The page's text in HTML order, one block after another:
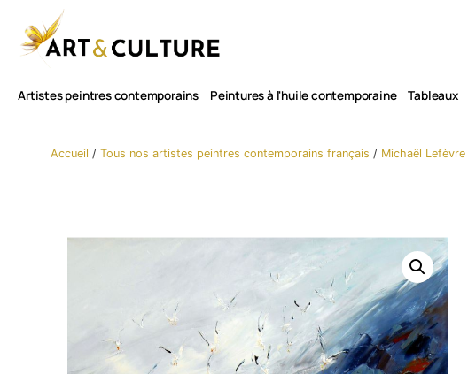
Artistes peintres contemporains Peintures à l'huile contemporaine Tableaux​
Accueil /Tous nos artistes peintres contemporains​ français / Michaël Lefèvre